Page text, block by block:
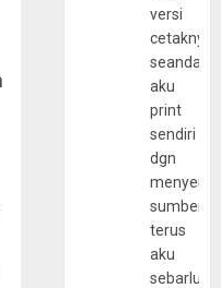
versi
cetaknya
aku
print
sendiri
dgn
sumber
terus
aku